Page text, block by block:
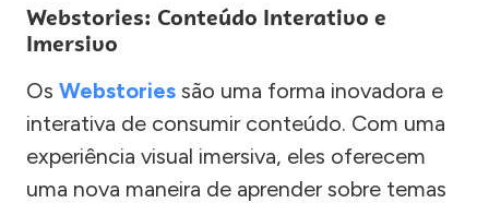
Webstories: Conteúdo Interativo e
Imersivo
Os Webstories são uma forma inovadora e
interativa de consumir conteúdo. Com uma
experiência visual imersiva, eles oferecem
uma nova maneira de aprender sobre temas